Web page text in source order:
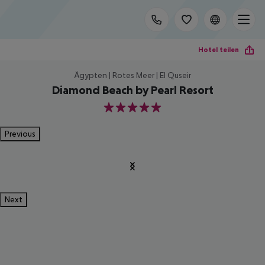
Hotel teilen
Ägypten | Rotes Meer | El Quseir
Diamond Beach by Pearl Resort
5
Previous
Next